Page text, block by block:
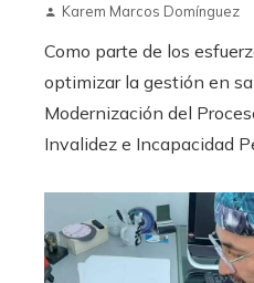
Karem Marcos Domínguez
Como parte de los
optimizar la gestión en
Modernización del
Invalidez e Incapacidad